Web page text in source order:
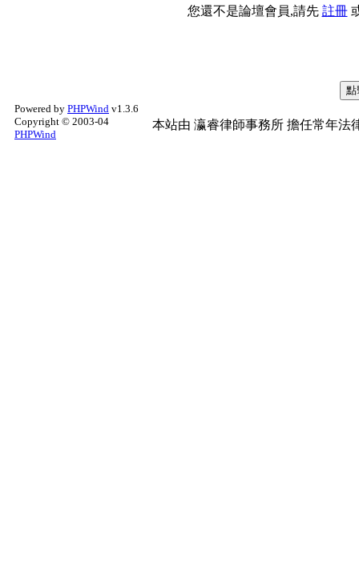
您還不是論壇會員,請先 註冊
Powered by PHPWind v1.3.6
Copyright © 2003-04
PHPWind
本站由 瀛睿律師事務所 擔任常年法